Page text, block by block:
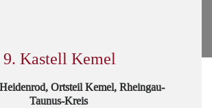
9. Kastell Kemel
Ortsteil Kemel, Rheingau-
Taunus-Kreis